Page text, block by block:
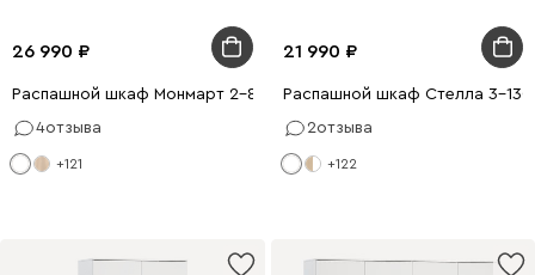
26 990
Распашной шкаф Монмарт 2-80x210 Белый
4отзыва
+121
21 990
Распашной шкаф Стелла 3-
2отзыва
+122